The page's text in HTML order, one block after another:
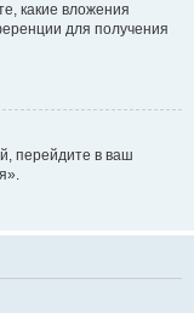
какие вложения
для получения
перейдите в ваш